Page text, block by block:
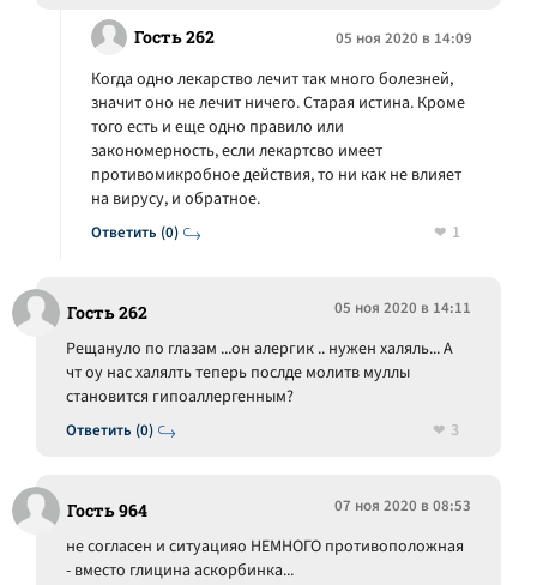
Гость 262 05 ноя 2020 в 14:09
Ответить (0)
Когда одно лекарство лечит так много болезней,
значит оно не лечит ничего. Старая истина. Кроме
того есть и еще одно правило или
закономерность, если лекартсво имеет
противомикробное действия, то ни как не влияет
на вирусу, и обратное.
1
Гость 262 05 ноя 2020 в 14:11
Ответить (0)
Рещануло по глазам ...он алергик .. нужен халяль... А
чт оу нас халялть теперь послде молитв муллы
становится гипоаллергенным?
3
Гость 964 07 ноя 2020 в 08:53
не согласен и ситуацияо НЕМНОГО противоположная
- вместо глицина аскорбинка...